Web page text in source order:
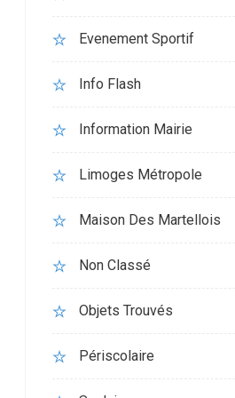
Evenement Sportif
Info Flash
Information Mairie
Limoges Métropole
Maison Des Martellois
Non Classé
Objets Trouvés
Périscolaire